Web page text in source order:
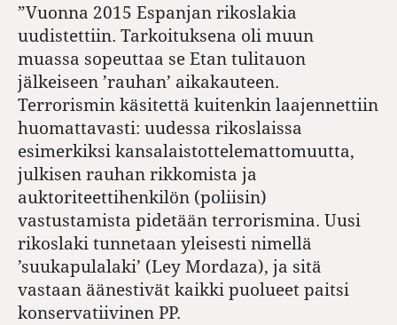
”Vuonna 2015 Espanjan rikoslakia
uudistettiin. Tarkoituksena oli muun
muassa sopeuttaa se Etan tulitauon
jälkeiseen ’rauhan’ aikakauteen.
Terrorismin käsitettä kuitenkin laajennettiin
huomattavasti: uudessa rikoslaissa
esimerkiksi kansalaistottelemattomuutta,
julkisen rauhan rikkomista ja
auktoriteettihenkilön (poliisin)
vastustamista pidetään terrorismina. Uusi
rikoslaki tunnetaan yleisesti nimellä
’suukapulalaki’ (Ley Mordaza), ja sitä
vastaan äänestivät kaikki puolueet paitsi
konservatiivinen PP.